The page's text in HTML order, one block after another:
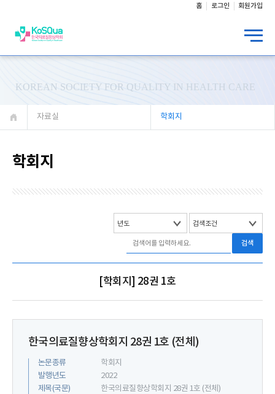
홈 로그인 회원가입
KOREAN SOCIETY FOR QUALITY IN HEALTH CARE
자료실 학회지
학회지
검색
[학회지] 28권 1호
한국의료질향상학회지 28권 1호 (전체)
논문종류
학회지
발행년도
2022
제목(국문)
한국의료질향상학회지 28권 1호 (전체)